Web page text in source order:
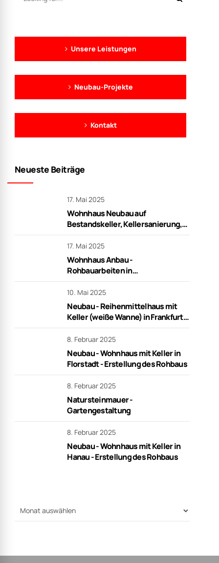
Unsere Leistungen
Neubau-Projekte
Kontakt
Neueste Beiträge
17. Mai 2025
Wohnhaus Neubau auf
Bestandskeller, Kellersanierung,
Rohbauarbeiten in Frankfurt
17. Mai 2025
Wohnhaus Anbau -
Rohbauarbeiten in
Niederdorfelden
10. Mai 2025
Neubau - Reihenmittelhaus mit
Keller (weiße Wanne) in Frankfurt -
schlüsselfertig
8. Februar 2025
Neubau - Wohnhaus mit Keller in
Florstadt - Erstellung des Rohbaus
8. Februar 2025
Natursteinmauer -
Gartengestaltung
8. Februar 2025
Neubau - Wohnhaus mit Keller in
Hanau - Erstellung des Rohbaus